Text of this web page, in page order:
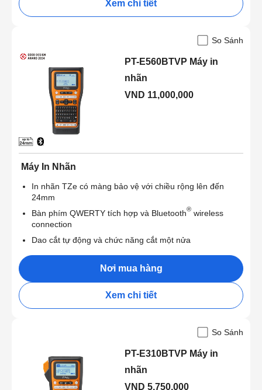
Xem chi tiết
So Sánh
PT-E560BTVP Máy in
nhãn
VND 11,000,000
Máy In Nhãn
In nhãn TZe có màng bảo vệ với chiều rộng lên đến
24mm
Bàn phím QWERTY tích hợp và Bluetooth® wireless
connection
Dao cắt tự động và chức năng cắt một nửa
Nơi mua hàng
Xem chi tiết
So Sánh
PT-E310BTVP Máy in
nhãn
VND 5,750,000